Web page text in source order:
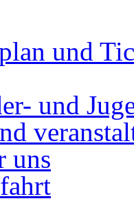
und
und
uns